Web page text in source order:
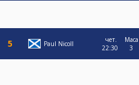
Paul Nicoll
чет.
22:30
Маса
3